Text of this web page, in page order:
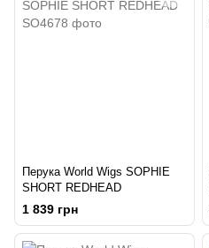
Перука World Wigs SOPHIE
SHORT REDHEAD
1 839 грн